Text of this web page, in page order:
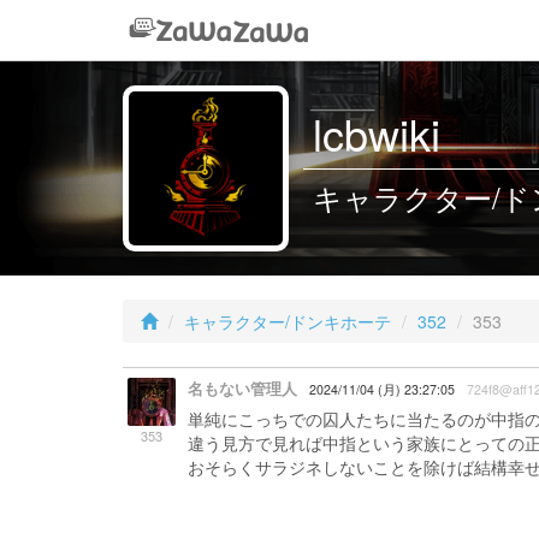
lcbwiki
キャラクター/
キャラクター/ドンキホーテ 352 353
353
名もない管理人 2024/11/04 (月) 23:27:05
単純にこっちでの囚人たちに当たるのが中指
違う見方で見れば中指という家族にとっての
おそらくサラジネしないことを除けば結構幸